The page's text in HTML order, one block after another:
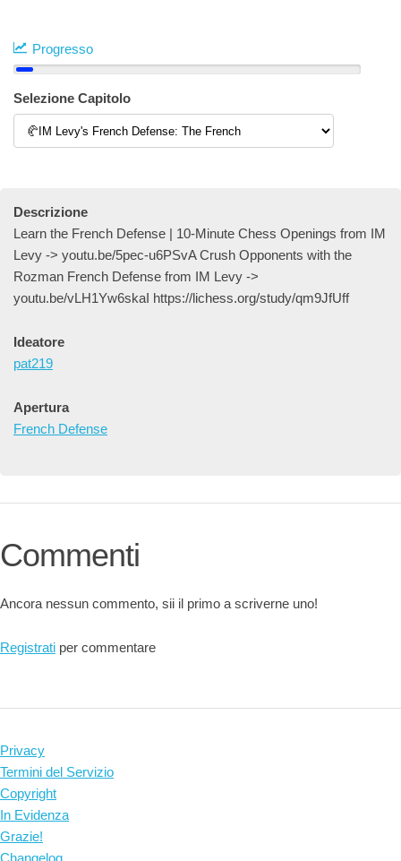
Progresso
Selezione Capitolo
Descrizione
Learn the French Defense | 10-Minute Chess Openings from IM
Levy -> youtu.be/5pec-u6PSvA Crush Opponents with the
Rozman French Defense from IM Levy ->
youtu.be/vLH1Yw6skaI https://lichess.org/study/qm9JfUff
Ideatore
pat219
Apertura
French Defense
Commenti
Ancora nessun commento, sii il primo a scriverne uno!
Registrati per commentare
Privacy
Termini del Servizio
Copyright
In Evidenza
Grazie!
Changelog